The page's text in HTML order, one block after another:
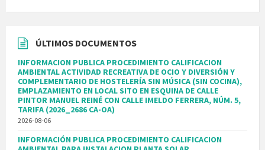
ÚLTIMOS DOCUMENTOS
INFORMACION PUBLICA PROCEDIMIENTO CALIFICACION
AMBIENTAL ACTIVIDAD RECREATIVA DE OCIO Y DIVERSIÓN Y
COMPLEMENTARIO DE HOSTELERÍA SIN MÚSICA (SIN COCINA),
EMPLAZAMIENTO EN LOCAL SITO EN ESQUINA DE CALLE
PINTOR MANUEL REINÉ CON CALLE IMELDO FERRERA, NÚM. 5,
TARIFA (2026_2686 CA-OA)
2026-08-06
INFORMACIÓN PUBLICA PROCEDIMIENTO CALIFICACION